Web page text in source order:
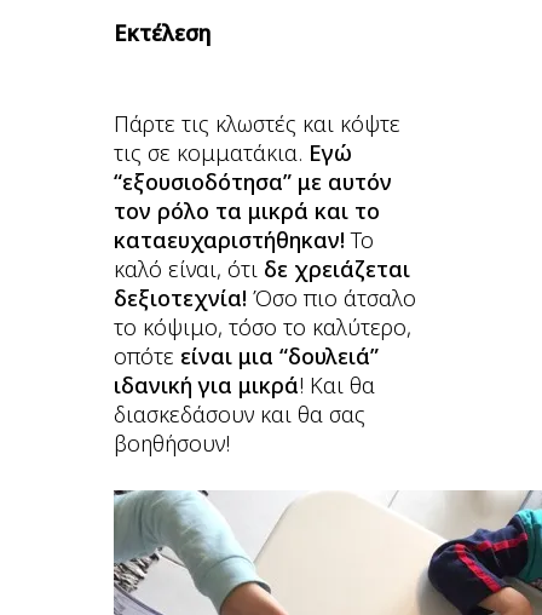
Εκτέλεση
Πάρτε τις κλωστές και κόψτε
τις σε κομματάκια. Εγώ
“εξουσιοδότησα” με αυτόν
τον ρόλο τα μικρά και το
καταευχαριστήθηκαν! Το
καλό είναι, ότι δε χρειάζεται
δεξιοτεχνία! Όσο πιο άτσαλο
το κόψιμο, τόσο το καλύτερο,
οπότε είναι μια “δουλειά”
ιδανική για μικρά! Και θα
διασκεδάσουν και θα σας
βοηθήσουν!